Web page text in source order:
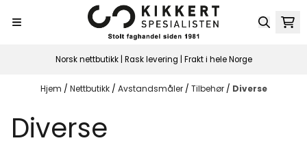
Norsk nettbutikk | Rask levering | Frakt i hele Norge
Hjem / Nettbutikk / Avstandsmåler / Tilbehør / Diverse
Diverse